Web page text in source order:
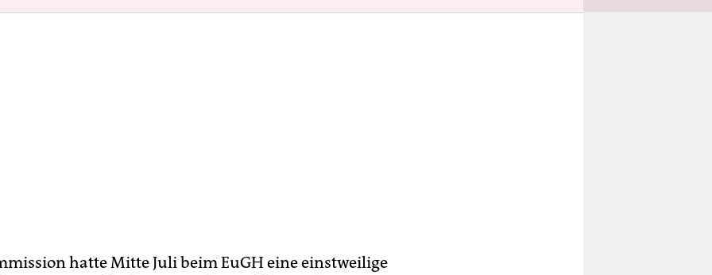
hatte Mitte Juli beim EuGH eine einstweilige